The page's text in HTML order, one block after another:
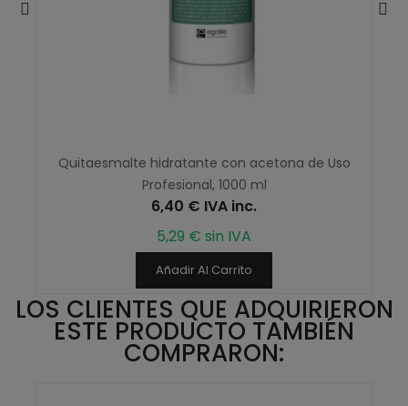
Quitaesmalte hidratante con acetona de Uso
Profesional, 1000 ml
6,40 € IVA inc.
5,29 € sin IVA
Añadir Al Carrito
LOS CLIENTES QUE ADQUIRIERON
ESTE PRODUCTO TAMBIÉN
COMPRARON: